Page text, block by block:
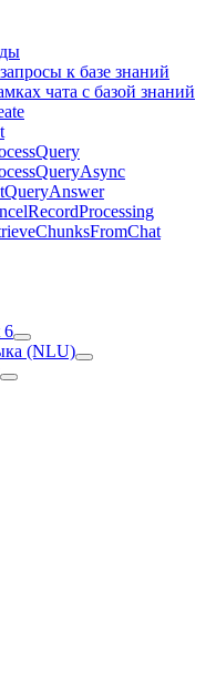
к базе знаний
чата с базой знаний
6
(NLU)